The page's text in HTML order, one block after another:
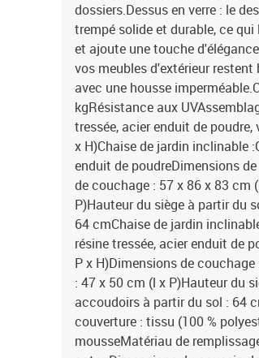
dossiers.Dessus en verre : le
trempé solide et durable, ce
et ajoute une touche
vos meubles d'extérieur
avec une housse
kgRésistance aux
tressée, acier enduit de
x H)Chaise de jardin inclinable
enduit de poudreDimensions
de couchage : 57 x 86 x 83 cm
P)Hauteur du siège à partir du
64 cmChaise de jardin
résine tressée, acier enduit de
P x H)Dimensions de
: 47 x 50 cm (l x P)Hauteur du
accoudoirs à partir du sol : 64
couverture : tissu (100 %
mousseMatériau de